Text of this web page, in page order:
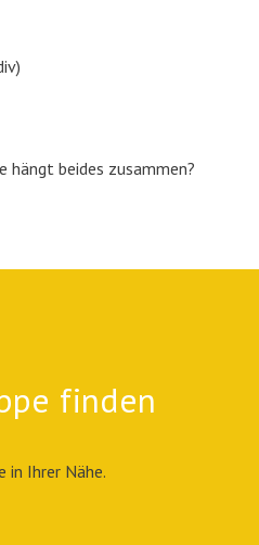
hängt beides zusammen?
finden
in Ihrer Nähe.